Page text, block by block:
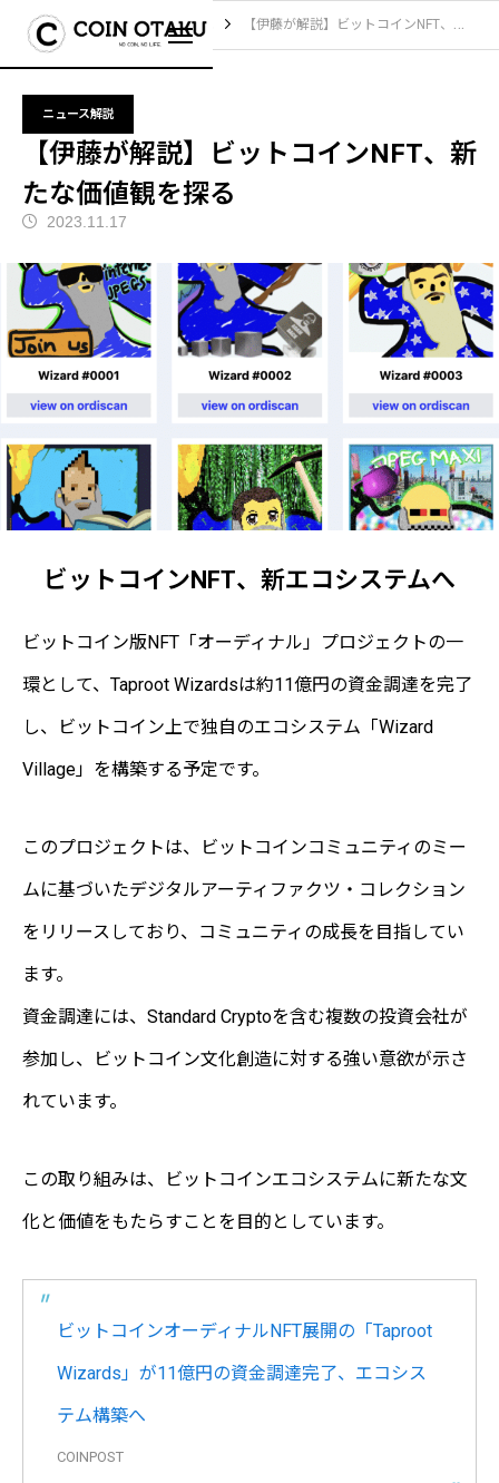
ブログ ニュース解説 【伊藤が解説】ビットコインNFT、新たな価値観を探る
ニュース解説
【伊藤が解説】ビットコインNFT、新
たな価値観を探る
2023.11.17
ビットコインNFT、新エコシステムへ
ビットコイン版NFT「オーディナル」プロジェクトの一
環として、Taproot Wizardsは約11億円の資金調達を完了
し、ビットコイン上で独自のエコシステム「Wizard
Village」を構築する予定です。
このプロジェクトは、ビットコインコミュニティのミー
ムに基づいたデジタルアーティファクツ・コレクション
をリリースしており、コミュニティの成長を目指してい
ます。
資金調達には、Standard Cryptoを含む複数の投資会社が
参加し、ビットコイン文化創造に対する強い意欲が示さ
れています。
この取り組みは、ビットコインエコシステムに新たな文
化と価値をもたらすことを目的としています。
ビットコインオーディナルNFT展開の「Taproot
Wizards」が11億円の資金調達完了、エコシス
テム構築へ
COINPOST